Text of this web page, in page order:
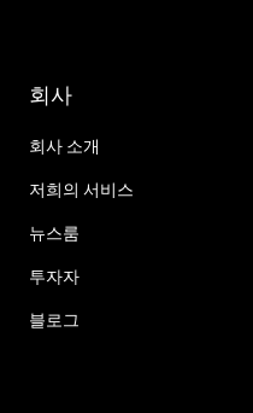
회사
회사 소개
저희의 서비스
뉴스룸
투자자
블로그